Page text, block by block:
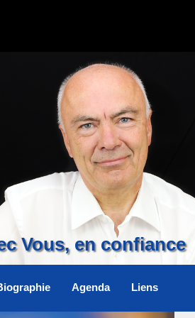
Vous, en confiance
Agenda Liens